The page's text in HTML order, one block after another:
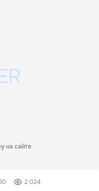
на сайте
2 024